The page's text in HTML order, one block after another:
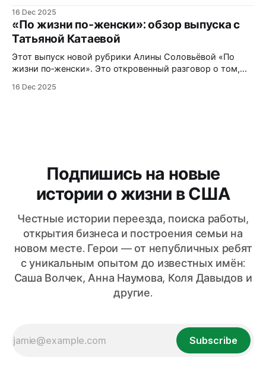
Johnson — делится своим путём: переездом в США,
стартом семейного бизнеса по импорту грузинского
вина, решением трудностей миграции и честным
разговором о поиске нового направления в жизни.
16 Dec 2025
«По жизни по‑женски»: обзор выпуска с
Татьяной Катаевой
Этот выпуск новой рубрики Алины Соловьёвой «По
жизни по‑женски». Это откровенный разговор о том,
бизнес в другой стране. Гостья — Татьяна Катаева,
16 Dec 2025
Подпишись на новые
истории о жизни в США
Честные истории переезда, поиска работы,
открытия бизнеса и построения семьи на
новом месте. Герои — от непубличных ребят
с уникальным опытом до известных имён:
Саша Волчек, Анна Наумова, Коля Давыдов и
другие.
Subscribe